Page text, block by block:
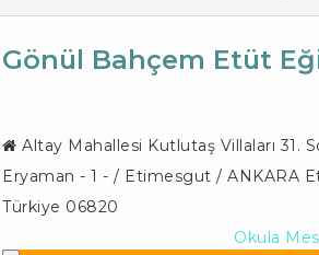
Gönül Bahçem Etüt
Altay Mahallesi Kutlutaş Villaları 31.
Eryaman - 1 - / Etimesgut / ANKARA
Türkiye 06820
Okula